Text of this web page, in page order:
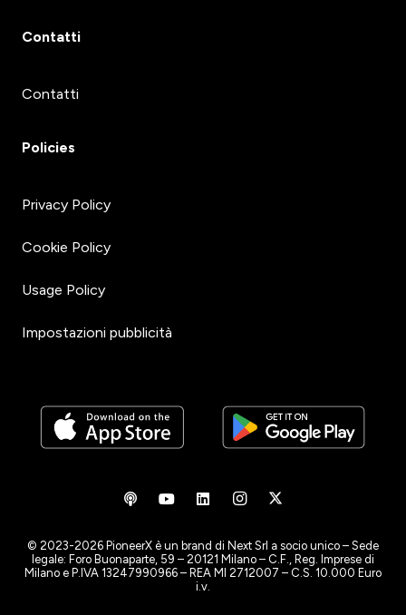
Contatti
Contatti
Policies
Privacy Policy
Cookie Policy
Usage Policy
Impostazioni pubblicità
© 2023-2026 PioneerX è un brand di Next Srl a socio unico – Sede
legale: Foro Buonaparte, 59 – 20121 Milano – C.F., Reg. Imprese di
Milano e P.IVA 13247990966 – REA MI 2712007 – C.S. 10.000 Euro
i.v.